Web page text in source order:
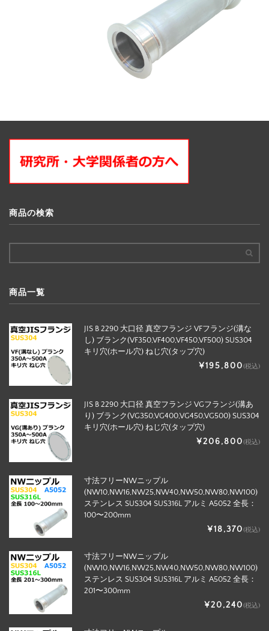
商品の検索
商品一覧
JIS B 2290 大口径 真空フランジ VFフランジ(溝な
し) ブランク(VF350,VF400,VF450,VF500) SUS304
キリ穴(ホール穴) ねじ穴(タップ穴)
¥195,800(税込)
JIS B 2290 大口径 真空フランジ VGフランジ(溝あ
り) ブランク(VG350,VG400,VG450,VG500) SUS304
キリ穴(ホール穴) ねじ穴(タップ穴)
¥206,800(税込)
寸法フリーNWニップル
(NW10,NW16,NW25,NW40,NW50,NW80,NW100)
ステンレス SUS304 SUS316L アルミ A5052 全長：
100〜200mm
¥18,370(税込)
寸法フリーNWニップル
(NW10,NW16,NW25,NW40,NW50,NW80,NW100)
ステンレス SUS304 SUS316L アルミ A5052 全長：
201〜300mm
¥20,240(税込)